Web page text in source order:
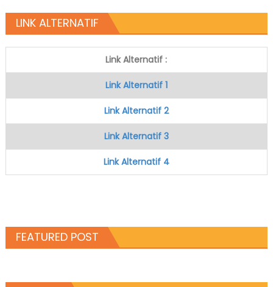
LINK ALTERNATIF
Link Alternatif :
Link Alternatif 1
Link Alternatif 2
Link Alternatif 3
Link Alternatif 4
FEATURED POST